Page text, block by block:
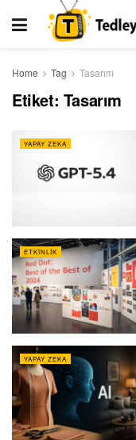
Home Tag Tasarım
Etiket: Tasarım
YAPAY ZEKA
ETKINLIK
YAPAY ZEKA